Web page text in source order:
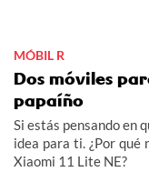
MÓBIL R
Dos móviles
papaíño
Si estás pensando en
idea para ti. ¿Por
Xiaomi 11 Lite NE?